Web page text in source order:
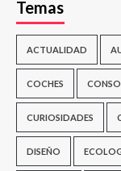
Temas
ACTUALIDAD
COCHES
CURIOSIDADES
DISEÑO